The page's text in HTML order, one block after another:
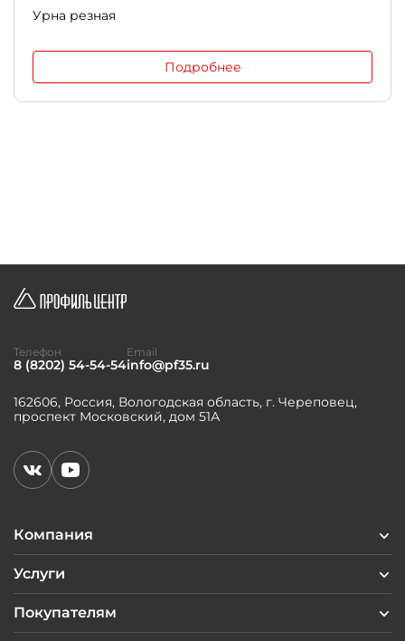
Урна резная
Подробнее
Компания
Услуги
Покупателям
162606, Россия, Вологодская область, г. Череповец,
проспект Московский, дом 51А
Телефон
8 (8202) 54-54-54
Email
info@pf35.ru